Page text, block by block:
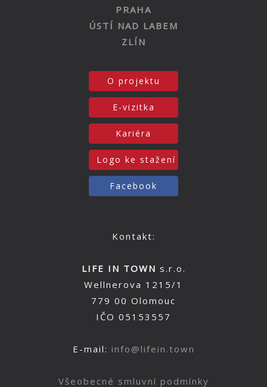
PRAHA
ÚSTÍ NAD LABEM
ZLÍN
O projektu
E-vizitka
Kariéra
Logo ke stažení
Facebook
Kontakt:
LIFE IN TOWN s.r.o.
Wellnerova 1215/1
779 00 Olomouc
IČO 05153557
E-mail: info@lifein.town
Všeobecné smluvní podmínky